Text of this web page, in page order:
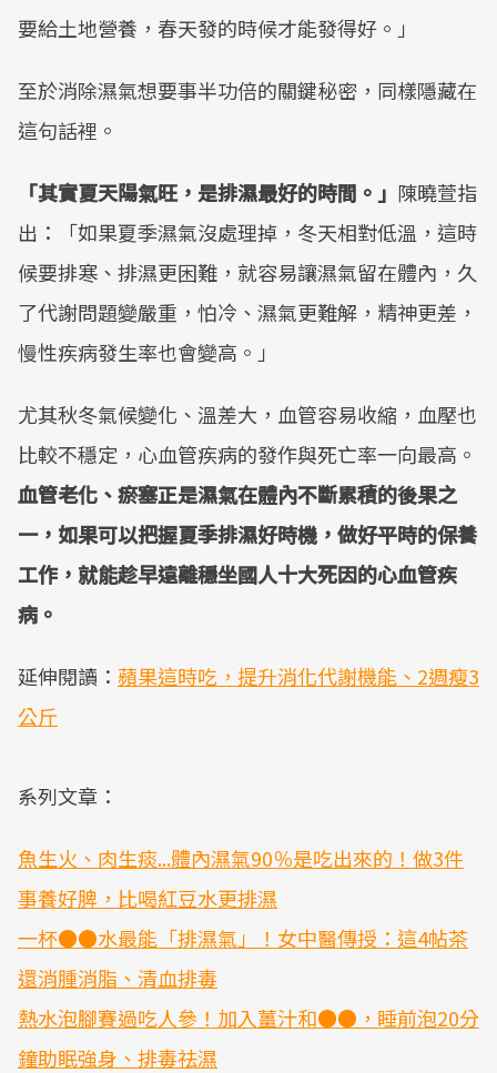
要給土地營養，春天發的時候才能發得好。」
至於消除濕氣想要事半功倍的關鍵秘密，同樣隱藏在
這句話裡。
「其實夏天陽氣旺，是排濕最好的時間。」 陳曉萱指
出：「如果夏季濕氣沒處理掉，冬天相對低溫，這時
候要排寒、排濕更困難，就容易讓濕氣留在體內，久
了代謝問題變嚴重，怕冷、濕氣更難解，精神更差，
慢性疾病發生率也會變高。」
尤其秋冬氣候變化、溫差大，血管容易收縮，血壓也
比較不穩定，心血管疾病的發作與死亡率一向最高。
血管老化、瘀塞正是濕氣在體內不斷累積的後果之
一，如果可以把握夏季排濕好時機，做好平時的保養
工作，就能趁早遠離穩坐國人十大死因的心血管疾
病。
延伸閱讀： 蘋果這時吃，提升消化代謝機能、2週瘦3
公斤
系列文章：
魚生火、肉生痰...體內濕氣90％是吃出來的！做3件
事養好脾，比喝紅豆水更排濕
一杯●●水最能「排濕氣」！女中醫傳授：這4帖茶
還消腫消脂、清血排毒
熱水泡腳賽過吃人參！加入薑汁和●●，睡前泡20分
鐘助眠強身、排毒祛濕